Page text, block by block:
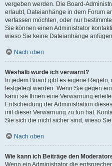
vergeben werden. Die Board-
erlaubt, Dateianhänge in dem Forum
verfassen möchten, oder nur
Sie können einen Administrator
wieso Sie keine Dateianhänge
Nach oben
Weshalb wurde ich verwarnt?
In jedem Board gibt es eigene
festgelegt werden. Wenn Sie gegen
kann sie Ihnen eine Verwarnung
Entscheidung der Administration
mit dieser Verwarnung zu tun hat.
Sie sich die nicht sicher sind, wieso
Nach oben
Wie kann ich Beiträge den
Wenn ein Administrator die